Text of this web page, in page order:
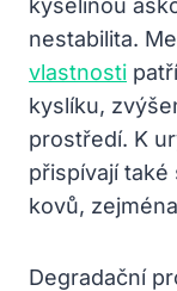
nestabilita.
vlastnosti
kyslíku,
prostředí. K
přispívají
kovů,
Degradační